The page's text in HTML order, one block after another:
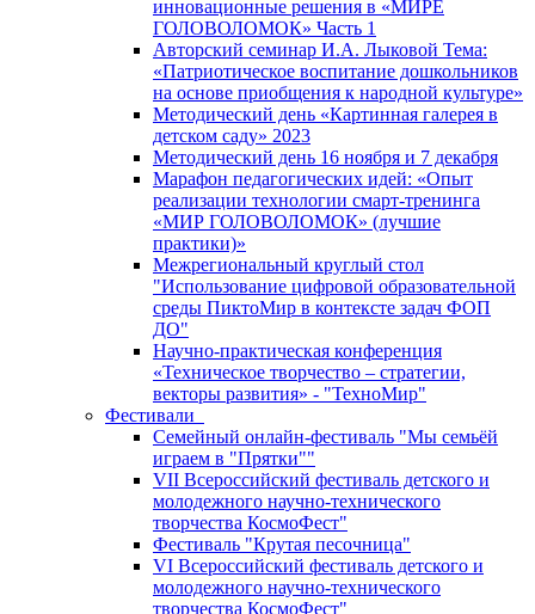
инновационные решения в «МИРЕ
ГОЛОВОЛОМОК» Часть 1
Авторский семинар И.А. Лыковой Тема:
«Патриотическое воспитание дошкольников
на основе приобщения к народной культуре»
Методический день «Картинная галерея в
детском саду» 2023
Методический день 16 ноября и 7 декабря
Марафон педагогических идей: «Опыт
реализации технологии смарт-тренинга
«МИР ГОЛОВОЛОМОК» (лучшие
практики)»
Межрегиональный круглый стол
"Использование цифровой образовательной
среды ПиктоМир в контексте задач ФОП
ДО"
Научно-практическая конференция
«Техническое творчество – стратегии,
векторы развития» - "ТехноМир"
Фестивали
Семейный онлайн-фестиваль "Мы семьёй
играем в "Прятки""
VII Всероссийский фестиваль детского и
молодежного научно-технического
творчества КосмоФест"
Фестиваль "Крутая песочница"
VI Всероссийский фестиваль детского и
молодежного научно-технического
творчества КосмоФест"